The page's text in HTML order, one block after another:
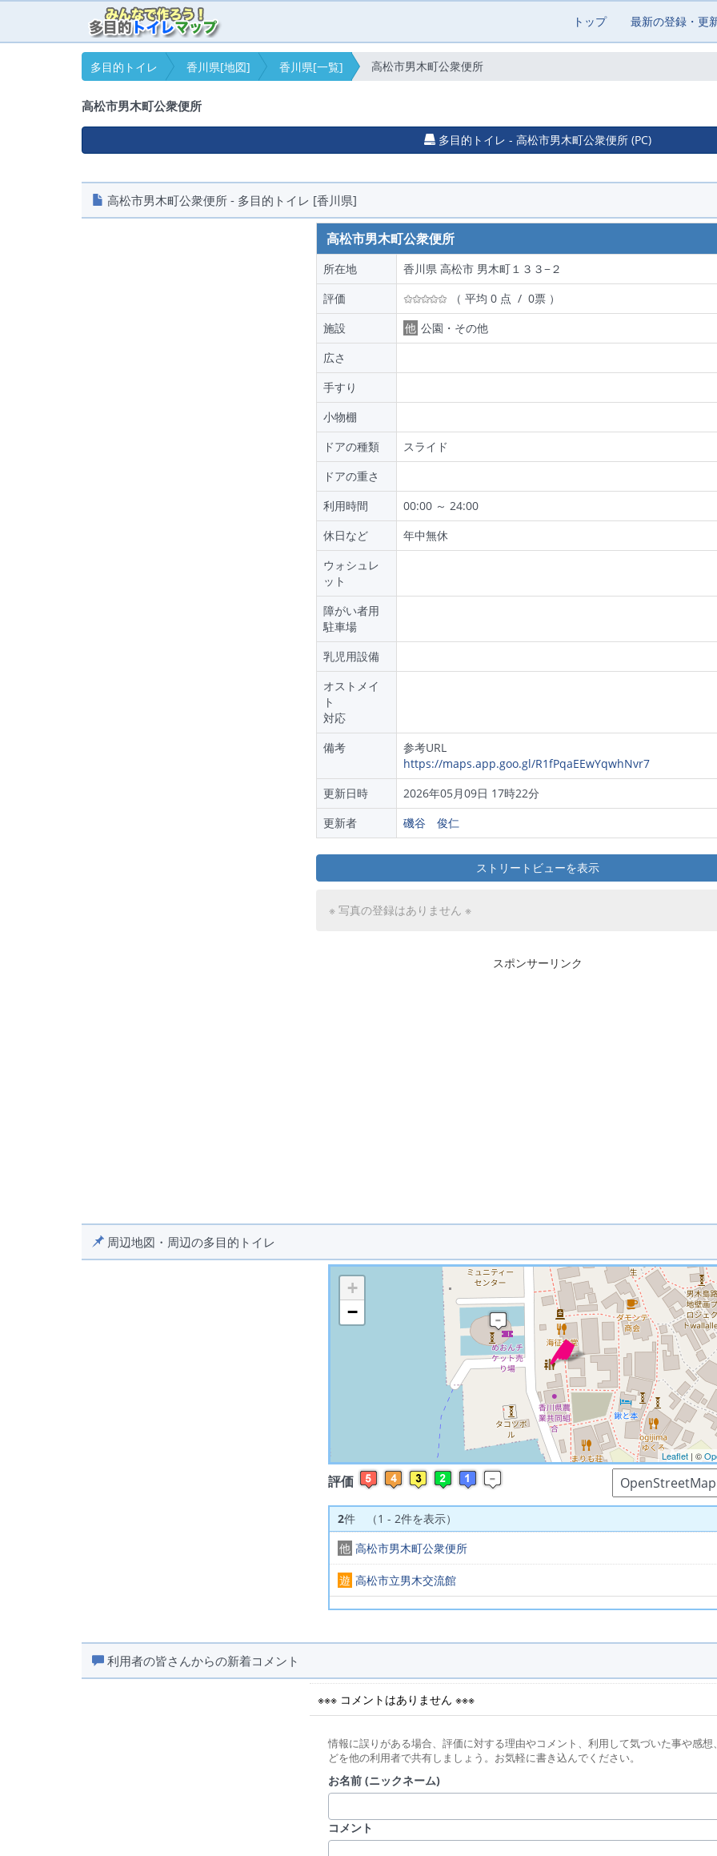
トップ 最新の登録・更
多目的トイレ 香川県[地図] 香川県[一覧] 高松市男木町公衆便所
高松市男木町公衆便所
多目的トイレ - 高松市男木町公衆便所 (PC)
高松市男木町公衆便所 - 多目的トイレ [香川県]
高松市男木町公衆便所
所在地
香川県 高松市 男木町１３３−２
評価
（ 平均 0 点 / 0票 ）
施設
他 公園・その他
広さ
手すり
小物棚
ドアの種類
スライド
ドアの重さ
利用時間
00:00 ～ 24:00
休日など
年中無休
ウォシュレ
ット
障がい者用
駐車場
乳児用設備
オストメイ
ト
対応
備考
参考URL
https://maps.app.goo.gl/R1fPqaEEwYqwhNvr7
更新日時
2026年05月09日 17時22分
更新者
磯谷 俊仁
ストリートビューを表示
※ 写真の登録はありません ※
スポンサーリンク
周辺地図・周辺の多目的トイレ
※ マップを検索、表示中です ※
+
−
Leaflet| ©
評価
2件 （1 - 2件を表示）
他 高松市男木町公衆便所
遊 高松市立男木交流館
利用者の皆さんからの新着コメント
※※※ コメントはありません ※※※
情報に誤りがある場合、評価に対する理由やコメント、利用して気づいた事や感想
どを他の利用者で共有しましょう。お気軽に書き込んでください。
お名前 (ニックネーム)
コメント